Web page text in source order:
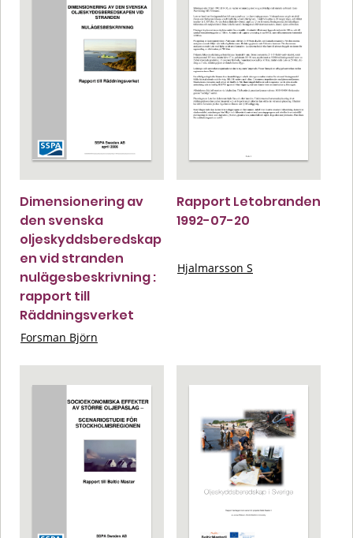
Dimensionering av
den svenska
oljeskyddsberedskap
en vid stranden
nulägesbeskrivning :
rapport till
Räddningsverket
Forsman Björn
Rapport Letobranden
1992-07-20
Hjalmarsson S